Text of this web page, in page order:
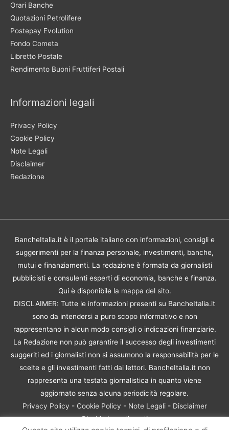
Orari Banche
Quotazioni Petrolifere
Postepay Evolution
Fondo Cometa
Libretto Postale
Rendimento Buoni Fruttiferi Postali
Informazioni legali
Privacy Policy
Cookie Policy
Note Legali
Disclaimer
Redazione
BancheItalia.it è il portale italiano con informazioni, consigli e
suggerimenti per la finanza personale, investimenti, banche,
mutui e finanziamenti. La redazione è formata da giornalisti
pubblicisti e consulenti esperti di economia, banche e finanza.
Qui è disponibile la mappa del sito.
DISCLAIMER: Tutte le informazioni presenti su BancheItalia.it
sono da intendersi a puro scopo informativo e non
rappresentano in alcun modo consigli o indicazioni finanziarie.
La Redazione non può garantire il successo degli investimenti
suggeriti ed i giornalisti non si assumono la responsabilità per le
scelte e gli investimenti fatti dai lettori. BancheItalia.it non
rappresenta una testata giornalistica in quanto viene
aggiornato senza alcuna periodicità regolare.
Privacy Policy - Cookie Policy - Note Legali- Disclaimer
Rischio Investimenti